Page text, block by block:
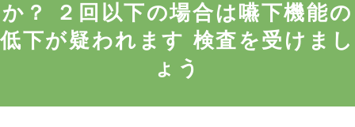
か？ ２回以下の場合は嚥下機能の
低下が疑われます 検査を受けまし
ょう